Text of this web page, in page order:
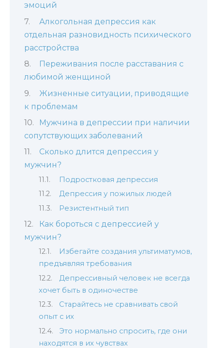
эмоций
Алкогольная депрессия как
отдельная разновидность психического
расстройства
Переживания после расставания с
любимой женщиной
Жизненные ситуации, приводящие
к проблемам
Мужчина в депрессии при наличии
сопутствующих заболеваний
Сколько длится депрессия у
мужчин?
Подростковая депрессия
Депрессия у пожилых людей
Резистентный тип
Как бороться с депрессией у
мужчин?
Избегайте создания ультиматумов,
предъявляя требования
Депрессивный человек не всегда
хочет быть в одиночестве
Старайтесь не сравнивать свой
опыт с их
Это нормально спросить, где они
находятся в их чувствах